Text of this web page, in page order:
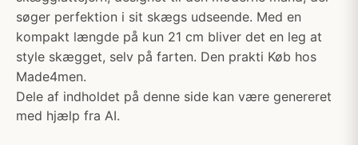
søger perfektion i sit skægs udseende. Med en
kompakt længde på kun 21 cm bliver det en leg at
style skægget, selv på farten. Den prakti Køb hos
Made4men.
Dele af indholdet på denne side kan være genereret
med hjælp fra AI.